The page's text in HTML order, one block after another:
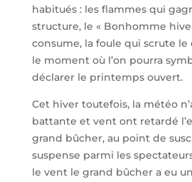
habitués : les flammes qui
structure, le « Bonhomme
consume, la foule qui scrute
le moment où l’on pourra
déclarer le printemps ouvert.
Cet hiver toutefois, la météo
battante et vent ont retardé
grand bûcher, au point de
suspense parmi les
le vent le grand bûcher a eu